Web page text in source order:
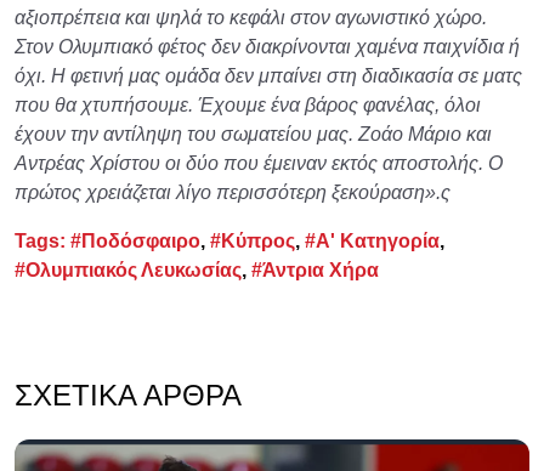
αξιοπρέπεια και ψηλά το κεφάλι στον αγωνιστικό χώρο.
Στον Ολυμπιακό φέτος δεν διακρίνονται χαμένα παιχνίδια ή
όχι. Η φετινή μας ομάδα δεν μπαίνει στη διαδικασία σε ματς
που θα χτυπήσουμε. Έχουμε ένα βάρος φανέλας, όλοι
έχουν την αντίληψη του σωματείου μας. Ζοάο Μάριο και
Αντρέας Χρίστου οι δύο που έμειναν εκτός αποστολής. Ο
πρώτος χρειάζεται λίγο περισσότερη ξεκούραση».ς
Tags: #Ποδόσφαιρο, #Κύπρος, #Α' Κατηγορία,
#Ολυμπιακός Λευκωσίας, #Άντρια Χήρα
ΣΧΕΤΙΚΆ ΆΡΘΡΑ